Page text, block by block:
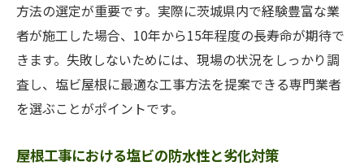
方法の選定が重要です。実際に茨城県内で経験豊富な業
者が施工した場合、10年から15年程度の長寿命が期待で
きます。失敗しないためには、現場の状況をしっかり調
査し、塩ビ屋根に最適な工事方法を提案できる専門業者
を選ぶことがポイントです。
屋根工事における塩ビの防水性と劣化対策